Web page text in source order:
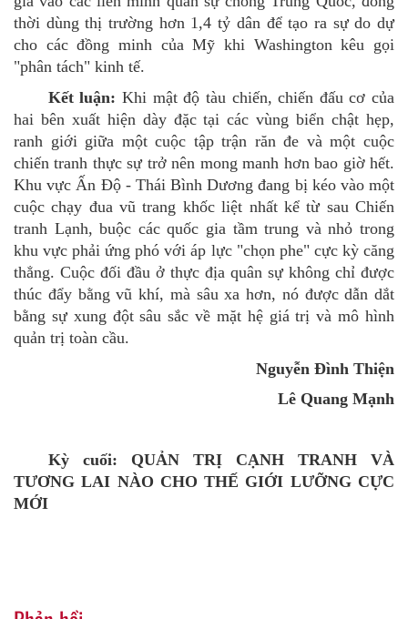
thời dùng thị trường hơn 1,4 tỷ dân để tạo ra sự do dự
cho các đồng minh của Mỹ khi Washington kêu gọi
"phân tách" kinh tế.
Kết luận: Khi mật độ tàu chiến, chiến đấu cơ của
hai bên xuất hiện dày đặc tại các vùng biển chật hẹp,
ranh giới giữa một cuộc tập trận răn đe và một cuộc
chiến tranh thực sự trở nên mong manh hơn bao giờ hết.
Khu vực Ấn Độ- Thái Bình Dương đang bị kéo vào một
cuộc chạy đua vũ trang khốc liệt nhất kể từ sau Chiến
tranh Lạnh, buộc các quốc gia tầm trung và nhỏ trong
khu vực phải ứng phó với áp lực "chọn phe" cực kỳ căng
thẳng. Cuộc đối đầu ở thực địa quân sự không chỉ được
thúc đẩy bằng vũ khí, mà sâu xa hơn, nó được dẫn dắt
bằng sự xung đột sâu sắc về mặt hệ giá trị và mô hình
quản trị toàn cầu.
Nguyễn Đình Thiện
Lê Quang Mạnh
Kỳ cuối: QUẢNTRỊ CẠNH TRANH VÀ
TƯƠNG LAI NÀO CHO THẾ GIỚI LƯỠNG CỰC
MỚI